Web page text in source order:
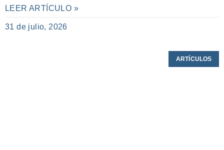
LEER ARTÍCULO »
31 de julio, 2026
ARTÍCULOS